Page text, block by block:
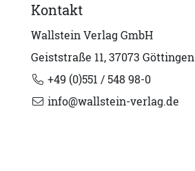
Kontakt
Wallstein Verlag GmbH
Geiststraße 11, 37073 Göttingen
+49 (0)551 / 548 98-0
info@wallstein-verlag.de